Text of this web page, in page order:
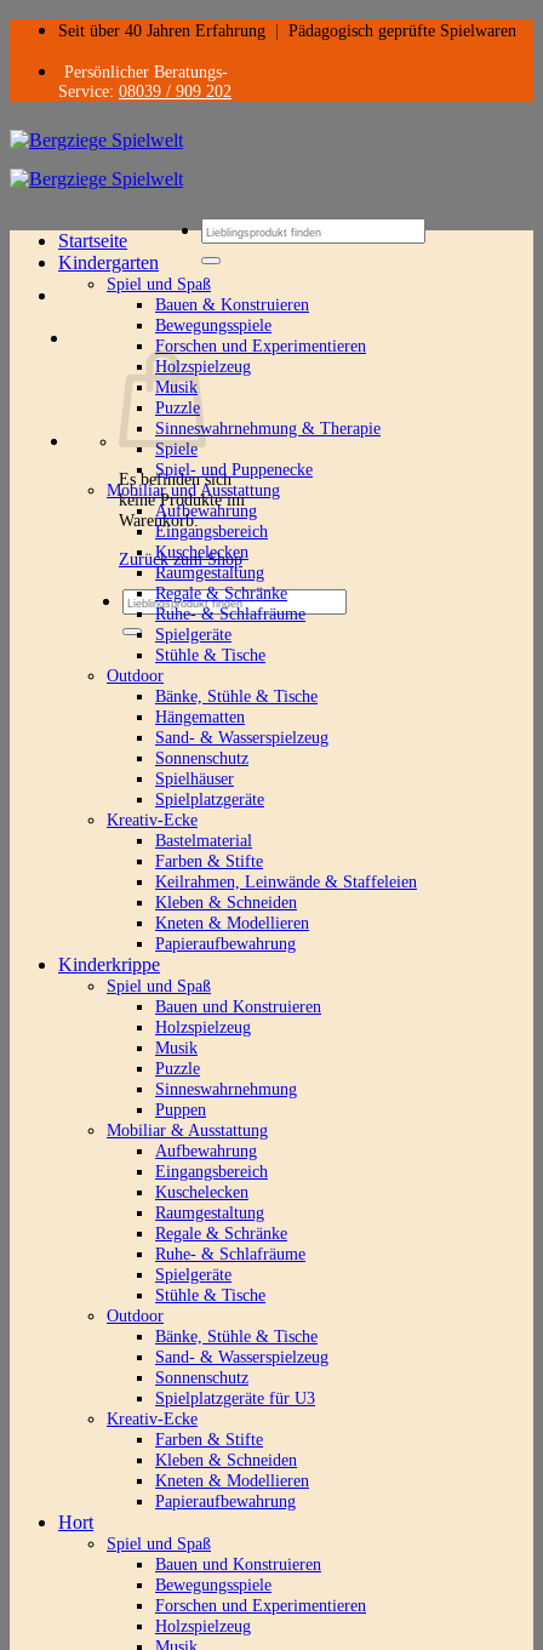
Zum
springen
Seit über 40 Jahren Erfahrung Pädagogisch geprüfte Spielwaren
Persönlicher Beratungs-
Service: 08039 / 909 202
Suchen
nach:
Es befinden sich
keine Produkte im
Warenkorb.
Zurück zum Shop
Suchen
nach:
Startseite
Kindergarten
Spiel und Spaß
Bauen & Konstruieren
Bewegungsspiele
Forschen und Experimentieren
Holzspielzeug
Musik
Puzzle
Sinneswahrnehmung & Therapie
Spiele
Spiel- und Puppenecke
Mobiliar und Ausstattung
Aufbewahrung
Eingangsbereich
Kuschelecken
Raumgestaltung
Regale & Schränke
Ruhe- & Schlafräume
Spielgeräte
Stühle & Tische
Outdoor
Bänke, Stühle & Tische
Hängematten
Sand- & Wasserspielzeug
Sonnenschutz
Spielhäuser
Spielplatzgeräte
Kreativ-Ecke
Bastelmaterial
Farben & Stifte
Keilrahmen, Leinwände & Staffeleien
Kleben & Schneiden
Kneten & Modellieren
Papieraufbewahrung
Kinderkrippe
Spiel und Spaß
Bauen und Konstruieren
Holzspielzeug
Musik
Puzzle
Sinneswahrnehmung
Puppen
Mobiliar & Ausstattung
Aufbewahrung
Eingangsbereich
Kuschelecken
Raumgestaltung
Regale & Schränke
Ruhe- & Schlafräume
Spielgeräte
Stühle & Tische
Outdoor
Bänke, Stühle & Tische
Sand- & Wasserspielzeug
Sonnenschutz
Spielplatzgeräte für U3
Kreativ-Ecke
Farben & Stifte
Kleben & Schneiden
Kneten & Modellieren
Papieraufbewahrung
Hort
Spiel und Spaß
Bauen und Konstruieren
Bewegungsspiele
Forschen und Experimentieren
Holzspielzeug